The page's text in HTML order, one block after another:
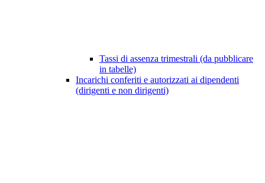
Tassi di assenza trimestrali (da pubblicare
in tabelle)
Incarichi conferiti e autorizzati ai dipendenti
(dirigenti e non dirigenti)